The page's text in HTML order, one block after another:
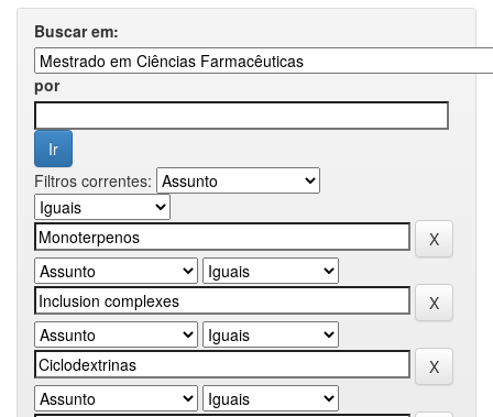
Buscar em:
por
Filtros correntes: